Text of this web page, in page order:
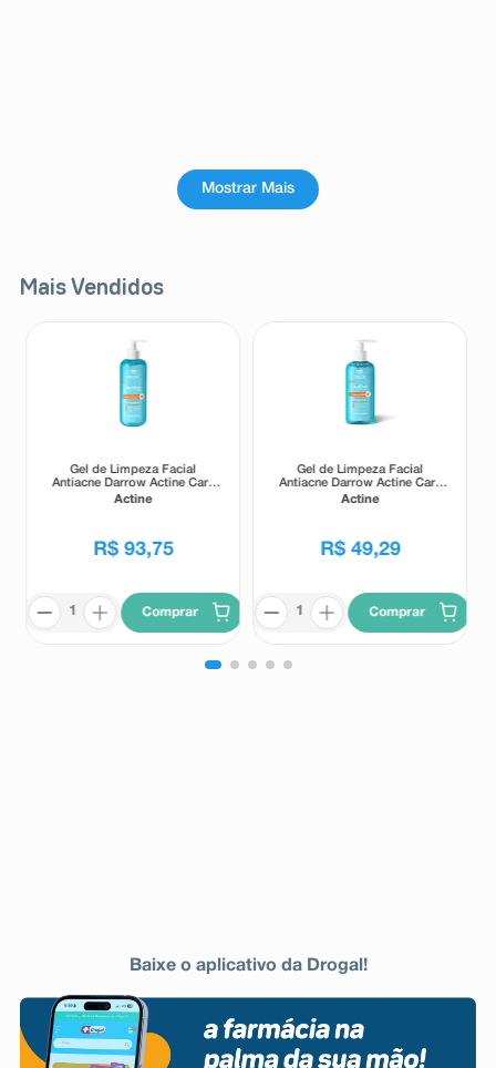
Mostrar Mais
Mais Vendidos
Gel de Limpeza Facial
Antiacne Darrow Actine Care
Alta Tolerância 400g
Actine
R$ 93,75
Comprar
Gel de Limpeza Facial
Antiacne Darrow Actine Care
Alta Tolerância 140g
Actine
R$ 49,29
Comprar
Baixe o aplicativo da Drogal!